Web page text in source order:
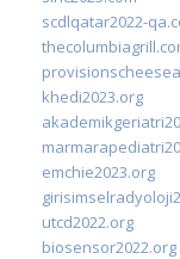
scdlqatar2022-
khedi2023.org
emchie2023.org
utcd2022.org
biosensor2022.org